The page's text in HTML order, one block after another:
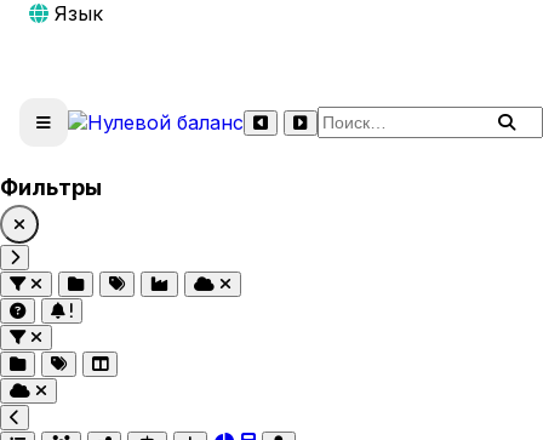
Язык
Поиск по сайту
Фильтры